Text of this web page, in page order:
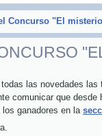
Concurso "El
las novedades
comunicar que desde
ganadores en la